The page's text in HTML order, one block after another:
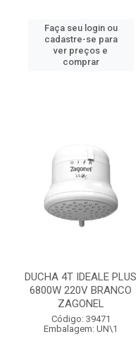
Faça seu login ou
cadastre-se para
ver preços e
comprar
DUCHA 4T IDEALE PLUS
6800W 220V BRANCO
ZAGONEL
Código: 39471
Embalagem: UN\1